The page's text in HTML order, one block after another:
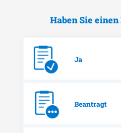
Haben Sie
Ja
Beantragt